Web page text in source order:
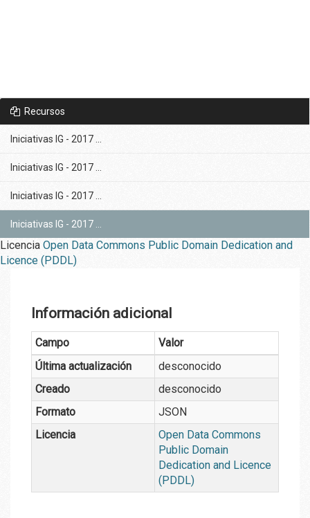
Recursos
Iniciativas IG - 2017 ...
Iniciativas IG - 2017 ...
Iniciativas IG - 2017 ...
Iniciativas IG - 2017 ...
Licencia Open Data Commons Public Domain Dedication and
Licence (PDDL)
Información adicional
Campo
Valor
Última actualización
desconocido
Creado
desconocido
Formato
JSON
Licencia
Open Data Commons
Public Domain
Dedication and Licence
(PDDL)